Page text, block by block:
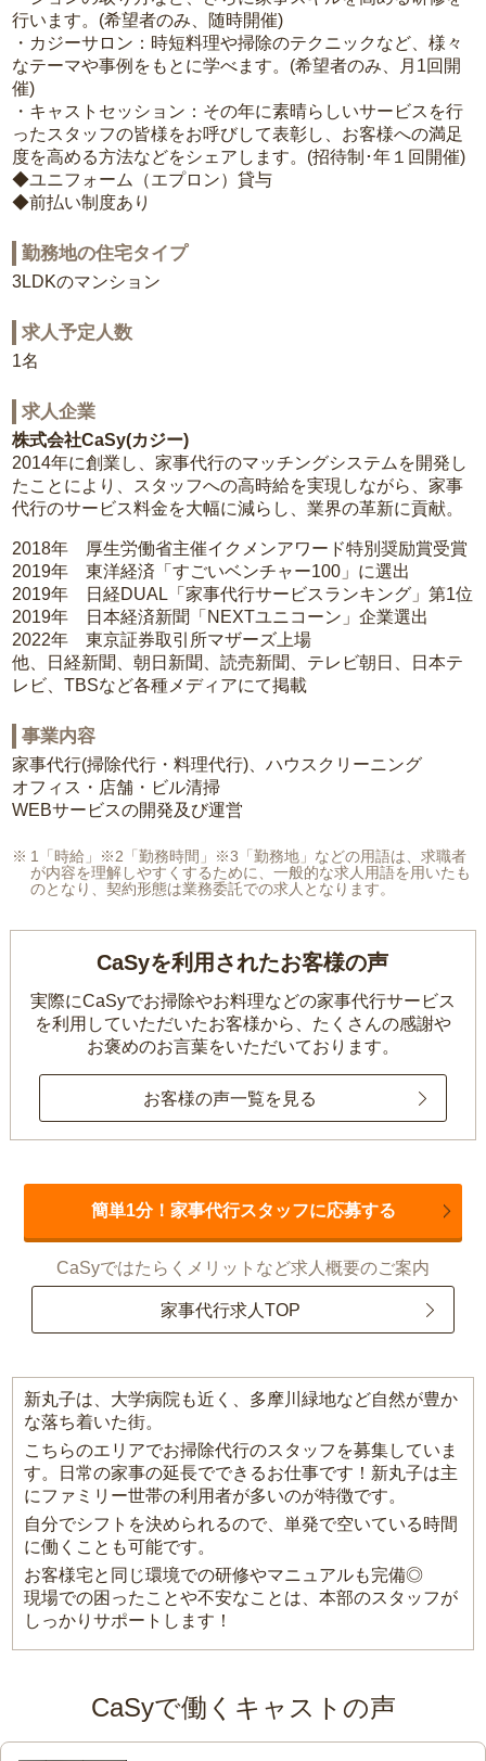
行います。(希望者のみ、随時開催)
・カジーサロン：時短料理や掃除のテクニックなど、様々
なテーマや事例をもとに学べます。(希望者のみ、月1回開
催)
・キャストセッション：その年に素晴らしいサービスを行
ったスタッフの皆様をお呼びして表彰し、お客様への満足
度を高める方法などをシェアします。(招待制･年１回開催)
◆ユニフォーム（エプロン）貸与
◆前払い制度あり
勤務地の住宅タイプ
3LDKのマンション
求人予定人数
1名
求人企業
株式会社CaSy(カジー)
2014年に創業し、家事代行のマッチングシステムを開発し
たことにより、スタッフへの高時給を実現しながら、家事
代行のサービス料金を大幅に減らし、業界の革新に貢献。
2018年 厚生労働省主催イクメンアワード特別奨励賞受賞
2019年 東洋経済「すごいベンチャー100」に選出
2019年 日経DUAL「家事代行サービスランキング」第1位
2019年 日本経済新聞「NEXTユニコーン」企業選出
2022年 東京証券取引所マザーズ上場
他、日経新聞、朝日新聞、読売新聞、テレビ朝日、日本テ
レビ、TBSなど各種メディアにて掲載
事業内容
家事代行(掃除代行・料理代行)、ハウスクリーニング
オフィス・店舗・ビル清掃
WEBサービスの開発及び運営
1「時給」※2「勤務時間」※3「勤務地」などの用語は、求職者
が内容を理解しやすくするために、一般的な求人用語を用いたも
のとなり、契約形態は業務委託での求人となります。
CaSyを利用されたお客様の声
実際にCaSyでお掃除やお料理などの家事代行サービス
を利用していただいたお客様から、 たくさんの感謝や
お褒めのお言葉をいただいております。
お客様の声一覧を見る
簡単1分！家事代行スタッフに応募する
CaSyではたらくメリットなど求人概要のご案内
家事代行求人TOP
新丸子は、大学病院も近く、多摩川緑地など自然が豊か
な落ち着いた街。
こちらのエリアでお掃除代行のスタッフを募集していま
す。日常の家事の延長でできるお仕事です！新丸子は主
にファミリー世帯の利用者が多いのが特徴です。
自分でシフトを決められるので、単発で空いている時間
に働くことも可能です。
お客様宅と同じ環境での研修やマニュアルも完備◎
現場での困ったことや不安なことは、本部のスタッフが
しっかりサポートします！
CaSyで働くキャストの声